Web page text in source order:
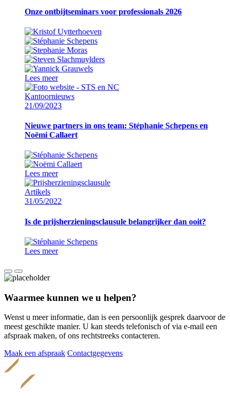
Onze ontbijtseminars voor professionals 2026
Lees meer
Kantoornieuws
21/09/2023
Nieuwe partners in ons team: Stéphanie Schepens en
Noëmi Callaert
Lees meer
Artikels
31/05/2022
Is de prijsherzieningsclausule belangrijker dan ooit?
Lees meer
Waarmee kunnen we u helpen?
Wenst u meer informatie, dan is een persoonlijk gesprek daarvoor de
meest geschikte manier. U kan steeds telefonisch of via e-mail een
afspraak maken, of ons rechtstreeks contacteren.
Maak een afspraak Contactgegevens